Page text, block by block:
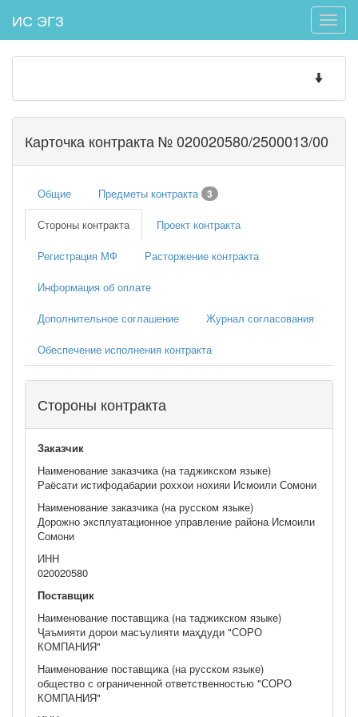
Toggle
ИС ЭГЗ
Toggle
Карточка контракта № 020020580/2500013/00
Общие Предметы контракта 3
Стороны контракта Проект контракта
Регистрация МФ Расторжение контракта
Информация об оплате
Дополнительное соглашение Журнал согласования
Обеспечение исполнения контракта
Стороны контракта
Заказчик
Наименование заказчика (на таджикском языке)
Раёсати истифодабарии роххои нохияи Исмоили Сомони
Наименование заказчика (на русском языке)
Дорожно эксплуатационное управление района Исмоили
Сомони
ИНН
020020580
Поставщик
Наименование поставщика (на таджикском языке)
Ҷаъмияти дорои масъулияти маҳдуди "СОРО
КОМПАНИЯ"
Наименование поставщика (на русском языке)
общество с ограниченной ответственностью "СОРО
КОМПАНИЯ"